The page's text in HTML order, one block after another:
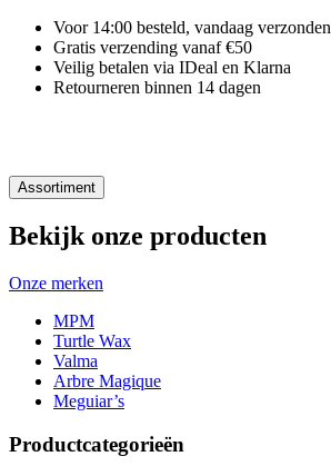
Voor 14:00 besteld, vandaag verzonden
Gratis verzending vanaf €50
Veilig betalen via IDeal en Klarna
Retourneren binnen 14 dagen
Assortiment
Bekijk onze producten
Onze merken
MPM
Turtle Wax
Valma
Arbre Magique
Meguiar’s
Productcategorieën